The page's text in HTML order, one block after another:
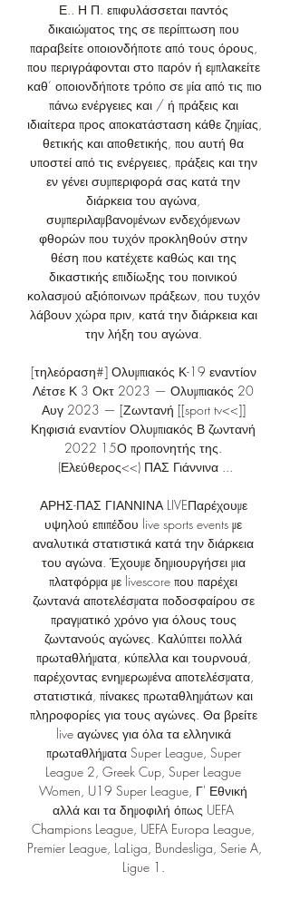
Ε.. Η Π. επιφυλάσσεται παντός
δικαιώματος της σε περίπτωση που
παραβείτε οποιονδήποτε από τους όρους,
που περιγράφονται στο παρόν ή εμπλακείτε
καθ’ οποιονδήποτε τρόπο σε μία από τις πιο
πάνω ενέργειες και / ή πράξεις και
ιδιαίτερα προς αποκατάσταση κάθε ζημίας,
θετικής και αποθετικής, που αυτή θα
υποστεί από τις ενέργειες, πράξεις και την
εν γένει συμπεριφορά σας κατά την
διάρκεια του αγώνα,
συμπεριλαμβανομένων ενδεχόμενων
φθορών που τυχόν προκληθούν στην
θέση που κατέχετε καθώς και της
δικαστικής επιδίωξης του ποινικού
κολασμού αξιόποινων πράξεων, που τυχόν
λάβουν χώρα πριν, κατά την διάρκεια και
την λήξη του αγώνα.
[τηλεόραση#] Ολυμπιακός Κ-19 εναντίον
Λέτσε Κ 3 Οκτ 2023 — Ολυμπιακός 20
Αυγ 2023 — [Ζωντανή [[sport tv<<]]
Κηφισιά εναντίον Ολυμπιακός Β ζωντανή
2022 15Ο προπονητής της.
(Ελεύθερος<<) ΠΑΣ Γιάννινα ...
ΑΡΗΣ-ΠΑΣ ΓΙΑΝΝΙΝΑ LIVEΠαρέχουμε
υψηλού επιπέδου live sports events με
αναλυτικά στατιστικά κατά την διάρκεια
του αγώνα. Έχουμε δημιουργήσει μια
πλατφόρμα με livescore που παρέχει
ζωντανά αποτελέσματα ποδοσφαίρου σε
πραγματικό χρόνο για όλους τους
ζωντανούς αγώνες. Καλύπτει πολλά
πρωταθλήματα, κύπελλα και τουρνουά,
παρέχοντας ενημερωμένα αποτελέσματα,
στατιστικά, πίνακες πρωταθλημάτων και
πληροφορίες για τους αγώνες. Θα βρείτε
live αγώνες για όλα τα ελληνικά
πρωταθλήματα Super League, Super
League 2, Greek Cup, Super League
Women, U19 Super League, Γ' Εθνική
αλλά και τα δημοφιλή όπως UEFA
Champions League, UEFA Europa League,
Premier League, LaLiga, Bundesliga, Serie A,
Ligue 1.